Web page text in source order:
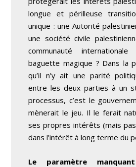
longue et périlleuse
unique : une Autorité
une société civile
communauté
baguette magique ? Dans la
qu’il n’y ait une parité
entre les deux parties à un
processus, c’est le
mènerait le jeu. Il le ferait
ses propres intérêts (mais
dans l’intérêt à long terme du
Le paramètre